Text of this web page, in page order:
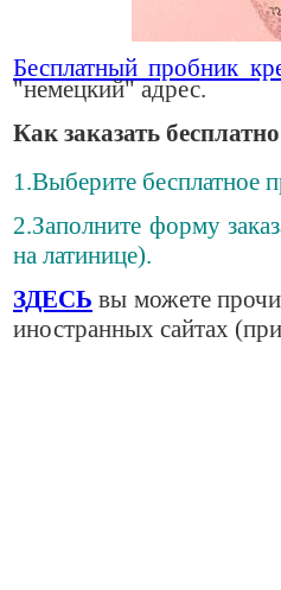
Бесплатный пробник
"немецкий" адрес.
Как заказать
1.Выберите бесплатное
2.Заполните форму
на латинице).
ЗДЕСЬ вы можете
иностранных сайтах